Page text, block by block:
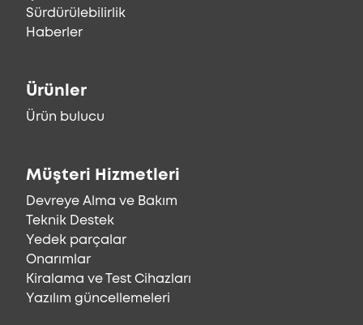
Sürdürülebilirlik
Haberler
Ürünler
Ürün bulucu
Müşteri Hizmetleri
Devreye Alma ve Bakım
Teknik Destek
Yedek parçalar
Onarımlar
Kiralama ve Test Cihazları
Yazılım güncellemeleri